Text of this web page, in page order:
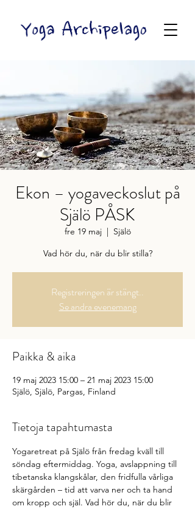
Ekon – yogaveckoslut på
Själö PÅSK
fre 19 maj
  |
Själö
Vad hör du, när du blir stilla?
Registreringen är stängt..
Se andra evenemang
Paikka & aika
19 maj 2023 15:00 – 21 maj 2023 15:00
Själö, Själö, Pargas, Finland
Tietoja tapahtumasta
Yogaretreat på Själö från fredag kväll till
söndag eftermiddag. Yoga, avslappning till
tibetanska klangskålar, den fridfulla vårliga
skärgården – tid att varva ner och ta hand
om kropp och själ. Vad hör du, när du blir